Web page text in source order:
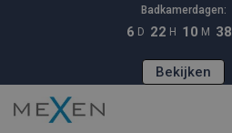
Badkamerdagen:
6 D 22 H 10 M 37
Bekijken